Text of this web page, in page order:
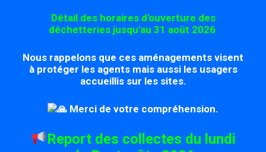
Détail des horaires d'ouverture des
déchetteries jusqu'au 31 août 2026
Nous rappelons que ces aménagements visent
à protéger les agents mais aussi les usagers
accueillis sur les sites.
Merci de votre compréhension.
Report des collectes du lundi